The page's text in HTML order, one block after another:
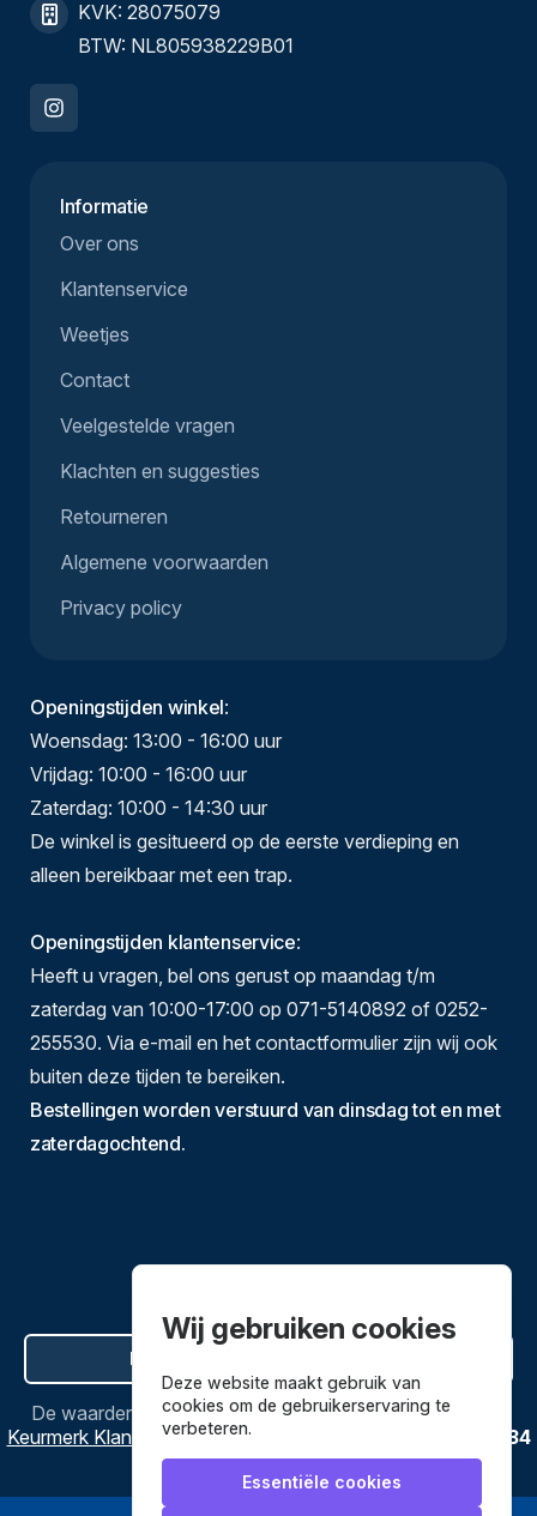
KVK: 28075079
BTW: NL805938229B01
Informatie
Over ons
Klantenservice
Weetjes
Contact
Veelgestelde vragen
Klachten en suggesties
Retourneren
Algemene voorwaarden
Privacy policy
Openingstijden winkel:
Woensdag: 13:00 - 16:00 uur
Vrijdag: 10:00 - 16:00 uur
Zaterdag: 10:00 - 14:30 uur
De winkel is gesitueerd op de eerste verdieping en
alleen bereikbaar met een trap.
Openingstijden klantenservice:
Heeft u vragen, bel ons gerust op maandag t/m
zaterdag van 10:00-17:00 op 071-5140892 of 0252-
255530. Via e-mail en het contactformulier zijn wij ook
buiten deze tijden te bereiken.
Bestellingen worden verstuurd van dinsdag tot en met
zaterdagochtend.
Hier de overeenkomst ontbinden
De waardering vanBestekenpannen.nlbijWebwinkel
Keurmerk Klantbeoordelingen
3634
reviews.
Wij gebruiken cookies
Deze website maakt gebruik van
cookies om de gebruikerservaring te
verbeteren.
Essentiële cookies